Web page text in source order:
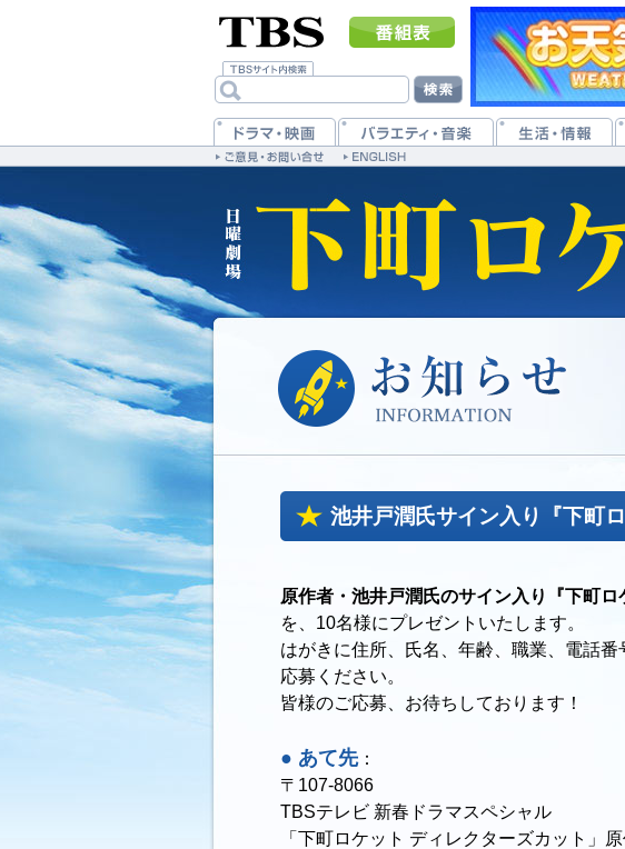
池井戸潤氏サイン入り『下町
原作者・池井戸潤氏のサイン入り『下町
を、10名様にプレゼントいたします。
はがきに住所、氏名、年齢、職業、電話
応募ください。
皆様のご応募、お待ちしております！
● あて先：
〒107-8066
TBSテレビ 新春ドラマスペシャル
「下町ロケット ディレクターズカット」